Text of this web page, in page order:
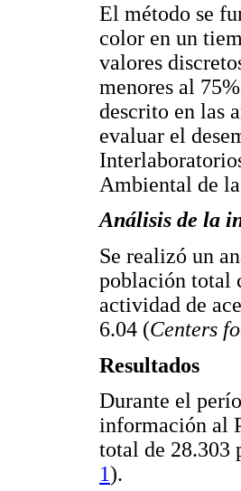
El método se
color en un
valores
menores al
descrito en las
evaluar el
Ambiental de
Análisis de la
Se realizó un
población total
actividad de
6.04 (Centers
Resultados
Durante el
información al
total de 28.303
1).